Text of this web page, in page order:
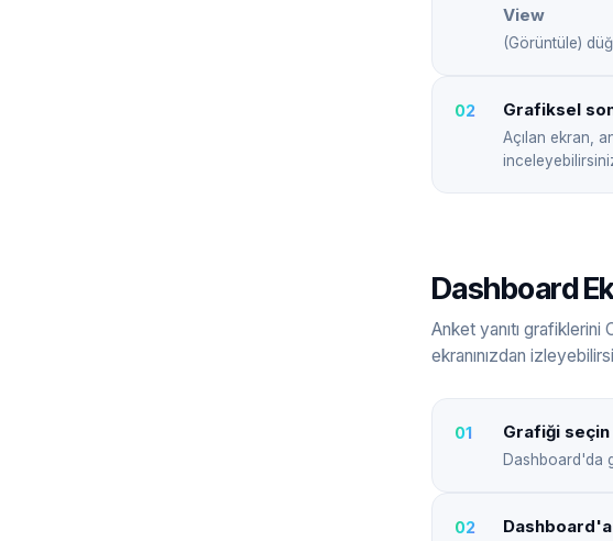
View
(Görüntüle)
Grafiksel
Açılan ekran,
Dashboard
Anket yanıtı
ekranınızdan
Grafiği seçin
Dashboard'da
Dashboard'a